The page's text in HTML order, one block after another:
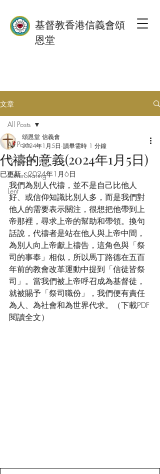
基督教香港信義會頌
恩堂
文章
All Posts
PastorSharing
OtherSharing
Lent
All Posts
代禱的意義(2024年1月5日)
頌恩堂 信義會
2024年1月5日 讀畢需時 1 分鐘
已更新：2024年1月6日
我們為別人代禱，並不是自己比他人
好、或信仰知識比別人多，而是我們對
他人的需要表示關注，很想把他帶到上
帝那裡，尋求上帝的幫助和帶領。換句
話說，代禱者是站在他人與上帝中間，
為別人向上帝獻上禱告，這角色與「祭
司的事奉」相似，所以馬丁路德在五百
年前的教會改革運動中提到「信徒皆祭
司」。當我們被上帝呼召成為基督徒，
就被賜予「祭司職份」，我們便有責任
為人、為社會和為世界代求。（下載PDF
閱讀全文）